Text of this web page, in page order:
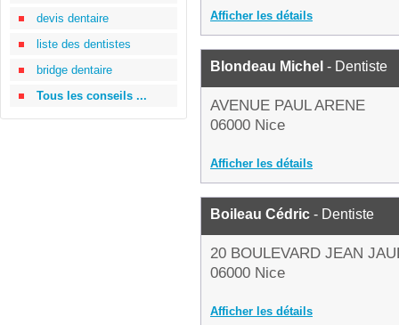
devis dentaire
liste des dentistes
bridge dentaire
Tous les conseils ...
Afficher les détails
Blondeau Michel - Dentiste
AVENUE PAUL ARENE
06000 Nice
Afficher les détails
Boileau Cédric - Dentiste
20 BOULEVARD JEAN
06000 Nice
Afficher les détails